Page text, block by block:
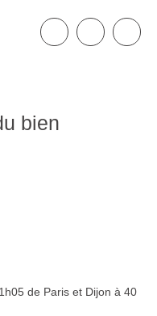
bien
de Paris et Dijon à 40